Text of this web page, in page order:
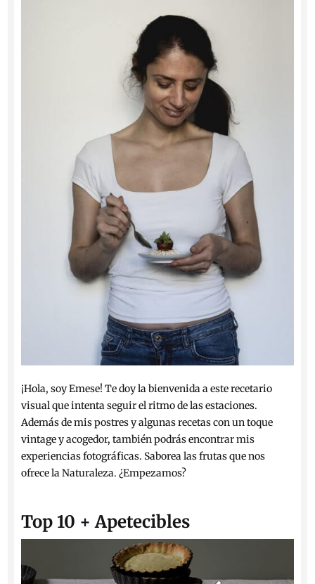
¡Hola, soy Emese! Te doy la bienvenida a este recetario
visual que intenta seguir el ritmo de las estaciones.
Además de mis postres y algunas recetas con un toque
vintage y acogedor, también podrás encontrar mis
experiencias fotográficas. Saborea las frutas que nos
ofrece la Naturaleza. ¿Empezamos?
Top 10 + Apetecibles